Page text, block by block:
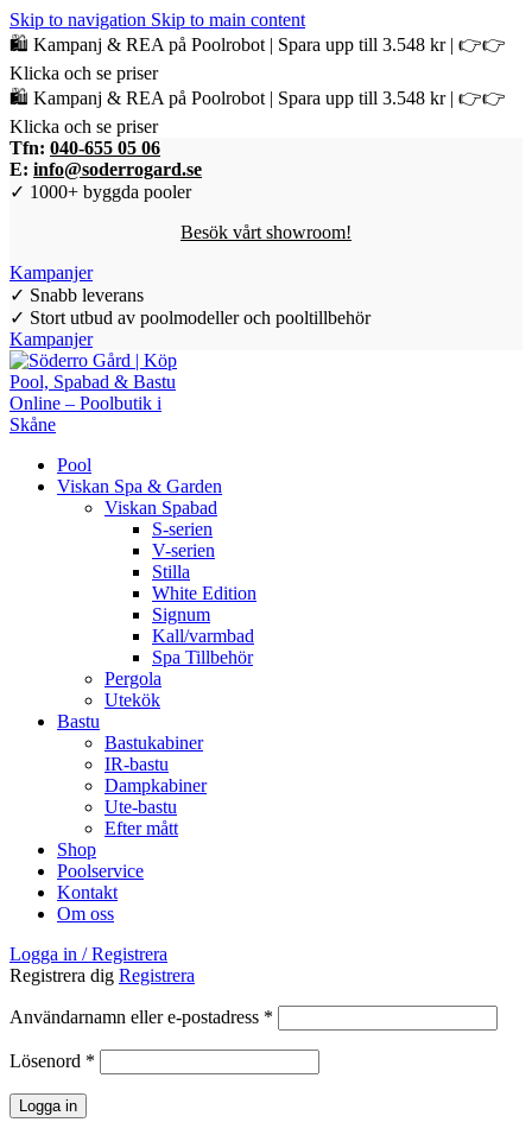
Skip to navigation Skip to main content
🛍️ Kampanj & REA på Poolrobot | Spara upp till 3.548 kr | 👉👉
Klicka och se priser
🛍️ Kampanj & REA på Poolrobot | Spara upp till 3.548 kr | 👉👉
Klicka och se priser
Tfn: 040-655 05 06
E: info@soderrogard.se
✓ 1000+ byggda pooler
Besök vårt showroom!
Kampanjer
✓ Snabb leverans
✓ Stort utbud av poolmodeller och pooltillbehör
Kampanjer
Pool
Viskan Spa & Garden
Viskan Spabad
S-serien
V-serien
Stilla
White Edition
Signum
Kall/varmbad
Spa Tillbehör
Pergola
Utekök
Bastu
Bastukabiner
IR-bastu
Dampkabiner
Ute-bastu
Efter mått
Shop
Poolservice
Kontakt
Om oss
Logga in / Registrera
Registrera dig Registrera
Användarnamn eller e-postadress *
Lösenord *
Logga in